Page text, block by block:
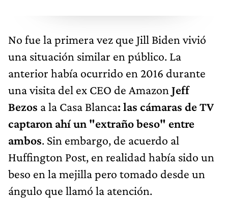
No fue la primera vez que Jill Biden vivió
una situación similar en público. La
anterior había ocurrido en 2016 durante
una visita del ex CEO de AmazonJeff
Bezos a la Casa Blanca: las cámaras de TV
captaron ahí un "extraño beso" entre
ambos. Sin embargo, de acuerdo al
Huffington Post, en realidad había sido un
beso en la mejilla pero tomado desde un
ángulo que llamó la atención.